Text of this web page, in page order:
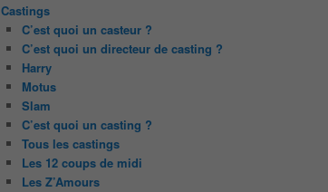
Castings
C’est quoi un casteur ?
C’est quoi un directeur de casting ?
Harry
Motus
Slam
C’est quoi un casting ?
Tous les castings
Les 12 coups de midi
Les Z’Amours